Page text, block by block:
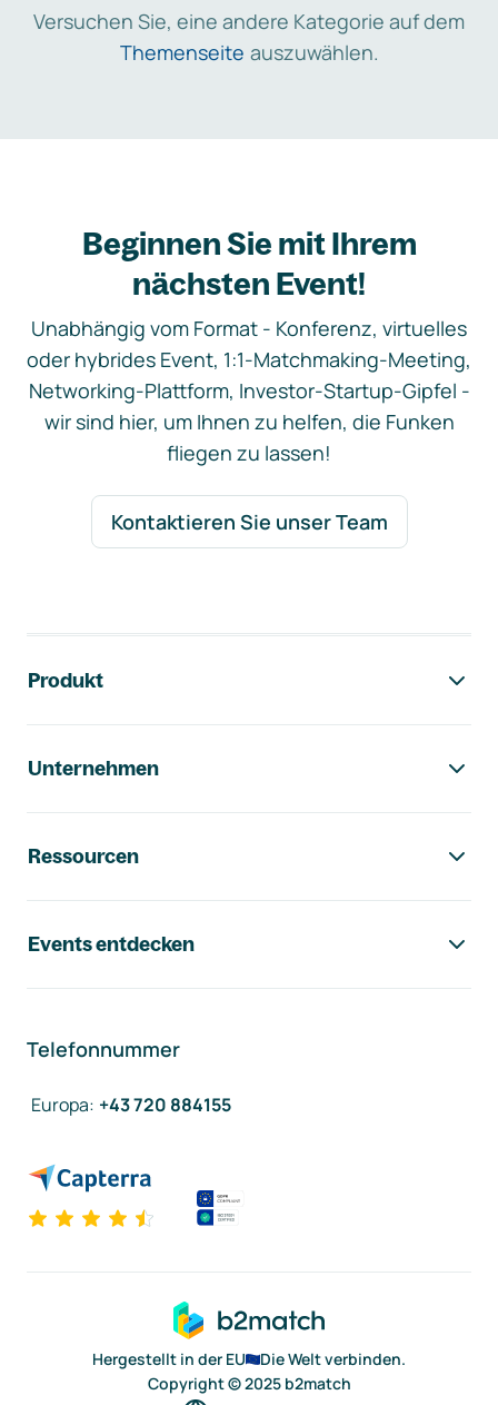
Versuchen Sie, eine andere Kategorie auf dem
Themenseite auszuwählen.
Beginnen Sie mit Ihrem
nächsten Event!
Unabhängig vom Format - Konferenz, virtuelles
oder hybrides Event, 1:1-Matchmaking-Meeting,
Networking-Plattform, Investor-Startup-Gipfel -
wir sind hier, um Ihnen zu helfen, die Funken
fliegen zu lassen!
Kontaktieren Sie unser Team
Produkt
Unternehmen
Ressourcen
Events entdecken
Telefonnummer
Europa: +43 720 884155
Hergestellt in der EU
Die Welt verbinden.
Copyright © 2025 b2match